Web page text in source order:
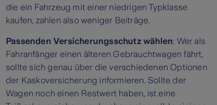
die ein Fahrzeug mit einer niedrigen Typklasse
kaufen, zahlen also weniger Beiträge.
Passenden Versicherungsschutz wählen: Wer als
Fahranfänger einen älteren Gebrauchtwagen fährt,
sollte sich genau über die verschiedenen Optionen
der Kaskoversicherung informieren. Sollte der
Wagen noch einen Restwert haben, ist eine